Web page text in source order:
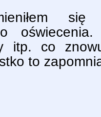
itp. co
to